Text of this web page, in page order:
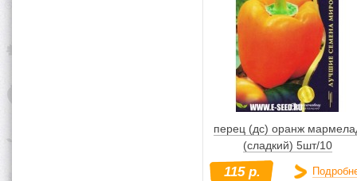
перец (дс) оранж
(сладкий) 5шт/10
115 р.